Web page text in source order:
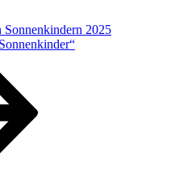
Sonnenkindern 2025